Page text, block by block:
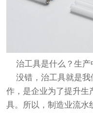
治工具是什么？生产
没错，治工具就是我
作，是企业为了提升生
具。所以，制造业流水